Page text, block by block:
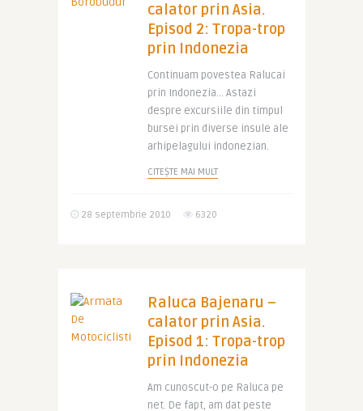
calator prin Asia.
Episod 2: Tropa-trop
prin Indonezia
Continuam povestea Ralucai
prin Indonezia… Astazi
despre excursiile din timpul
bursei prin diverse insule ale
arhipelagului indonezian.
CITEȘTE MAI MULT
28 septembrie 2010 6320
Raluca Bajenaru –
calator prin Asia.
Episod 1: Tropa-trop
prin Indonezia
Am cunoscut-o pe Raluca pe
net. De fapt, am dat peste